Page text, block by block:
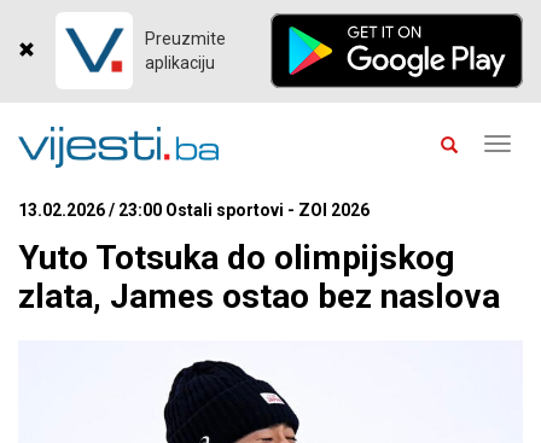
Preuzmite
aplikaciju
13.02.2026 / 23:00 Ostali sportovi - ZOI 2026
Yuto Totsuka do olimpijskog
zlata, James ostao bez naslova